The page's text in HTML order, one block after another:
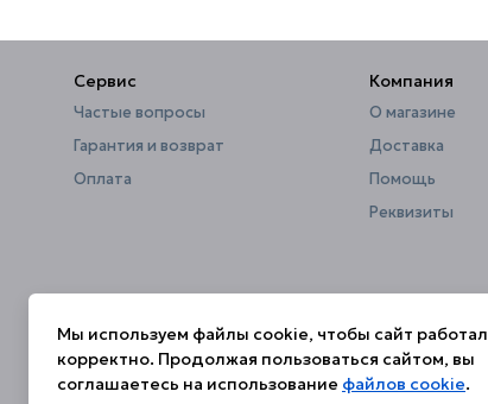
Сервис
Частые вопросы
Гарантия и возврат
Оплата
Компания
О магазине
Доставка
Помощь
Реквизиты
Мы используем файлы cookie, чтобы сайт работал
корректно. Продолжая пользоваться сайтом, вы
соглашаетесь на использование файлов cookie.